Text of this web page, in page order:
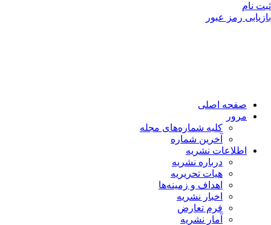
نام
رمز عبور
صفحه اصلی
مرور
کلیه شماره‌های مجله
آخرین شماره
اطلاعات نشریه
درباره نشریه
هیات تحریریه
اهداف و زمینه‌ها
اخبار نشریه
فرم تعارض
آمار نشریه